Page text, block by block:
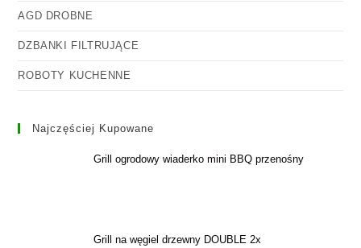
AGD DROBNE
DZBANKI FILTRUJĄCE
ROBOTY KUCHENNE
Najczęściej Kupowane
Grill ogrodowy wiaderko mini BBQ przenośny
Grill na węgiel drzewny DOUBLE 2x